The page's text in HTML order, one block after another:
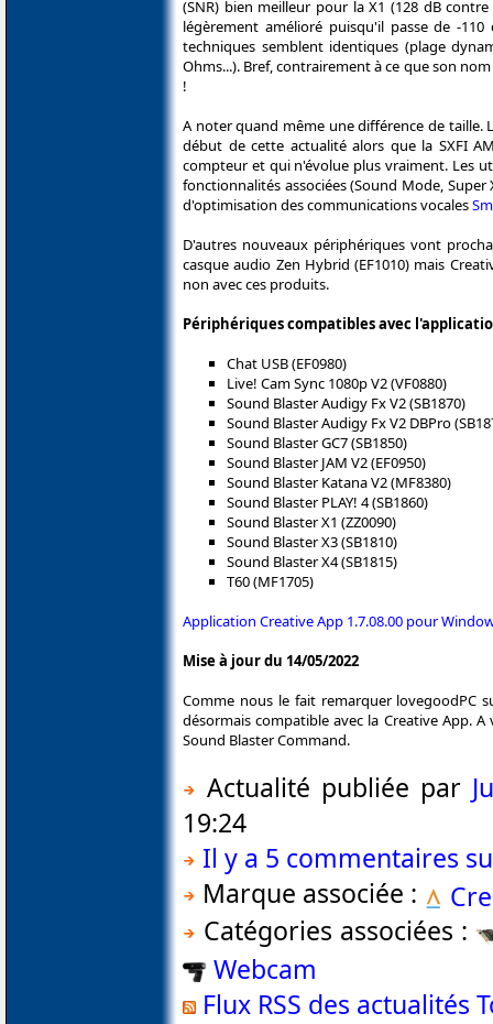
(SNR) bien meilleur pour la X1 (128 dB
légèrement amélioré puisqu'il passe de -
techniques semblent identiques (plage
Ohms...). Bref, contrairement à ce que son
!
A noter quand même une différence de taille.
début de cette actualité alors que la SXFI
compteur et qui n'évolue plus vraiment. Les
fonctionnalités associées (Sound Mode, Super
d'optimisation des communications vocales
D'autres nouveaux périphériques vont
casque audio Zen Hybrid (EF1010) mais
non avec ces produits.
Périphériques compatibles avec
Chat USB (EF0980)
Live! Cam Sync 1080p V2 (VF0880)
Sound Blaster Audigy Fx V2 (SB1870)
Sound Blaster Audigy Fx V2 DBPro
Sound Blaster GC7 (SB1850)
Sound Blaster JAM V2 (EF0950)
Sound Blaster Katana V2 (MF8380)
Sound Blaster PLAY! 4 (SB1860)
Sound Blaster X1 (ZZ0090)
Sound Blaster X3 (SB1810)
Sound Blaster X4 (SB1815)
T60 (MF1705)
Application Creative App 1.7.08.00 pour
Mise à jour du 14/05/2022
Comme nous le fait remarquer lovegoodPC
désormais compatible avec la Creative App.
Sound Blaster Command.
Actualité publiée par
19:24
Il y a 5 commentaires
Marque associée :
Catégories associées :
Webcam
Flux RSS des actualités